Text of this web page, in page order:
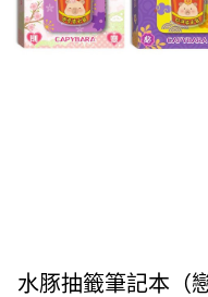
水豚抽籤筆記本（